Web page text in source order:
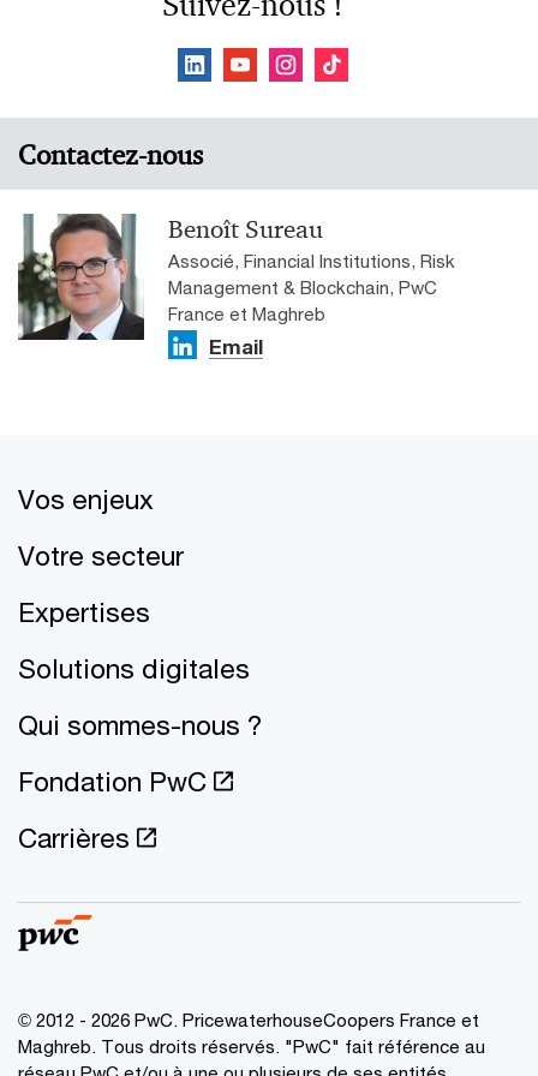
Contactez-nous
Benoît Sureau
Associé, Financial Institutions, Risk
Management & Blockchain, PwC
France et Maghreb
Email
Vos enjeux
Votre secteur
Expertises
Solutions digitales
Qui sommes-nous ?
Fondation PwC
Carrières
© 2012 - 2026 PwC. PricewaterhouseCoopers France et
Maghreb. Tous droits réservés. "PwC" fait référence au